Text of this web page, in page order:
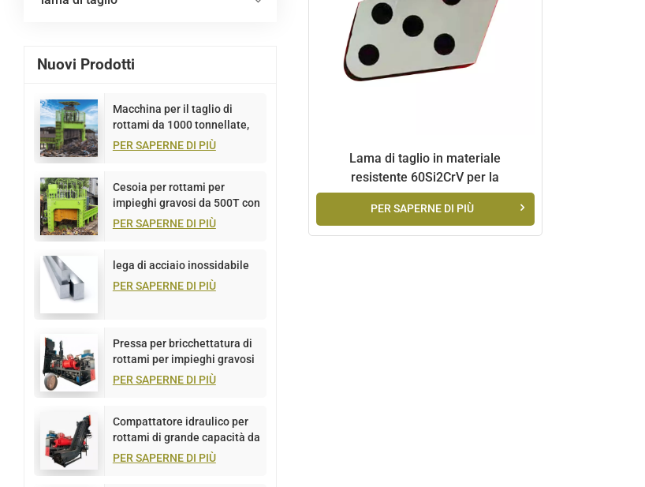
Nuovi Prodotti
Macchina per il taglio di
rottami da 1000 tonnellate,
portale multilama
PER SAPERNE DI PIÙ
Cesoia per rottami per
impieghi gravosi da 500T con
portale multilama
PER SAPERNE DI PIÙ
lega di acciaio inossidabile
PER SAPERNE DI PIÙ
Pressa per bricchettatura di
rottami per impieghi gravosi
da 1500 tonnellate
PER SAPERNE DI PIÙ
Compattatore idraulico per
rottami di grande capacità da
1000 tonnellate
PER SAPERNE DI PIÙ
Lama di taglio in materiale
resistente 60Si2CrV per la
lavorazione di rottami metallici duri
PER SAPERNE DI PIÙ